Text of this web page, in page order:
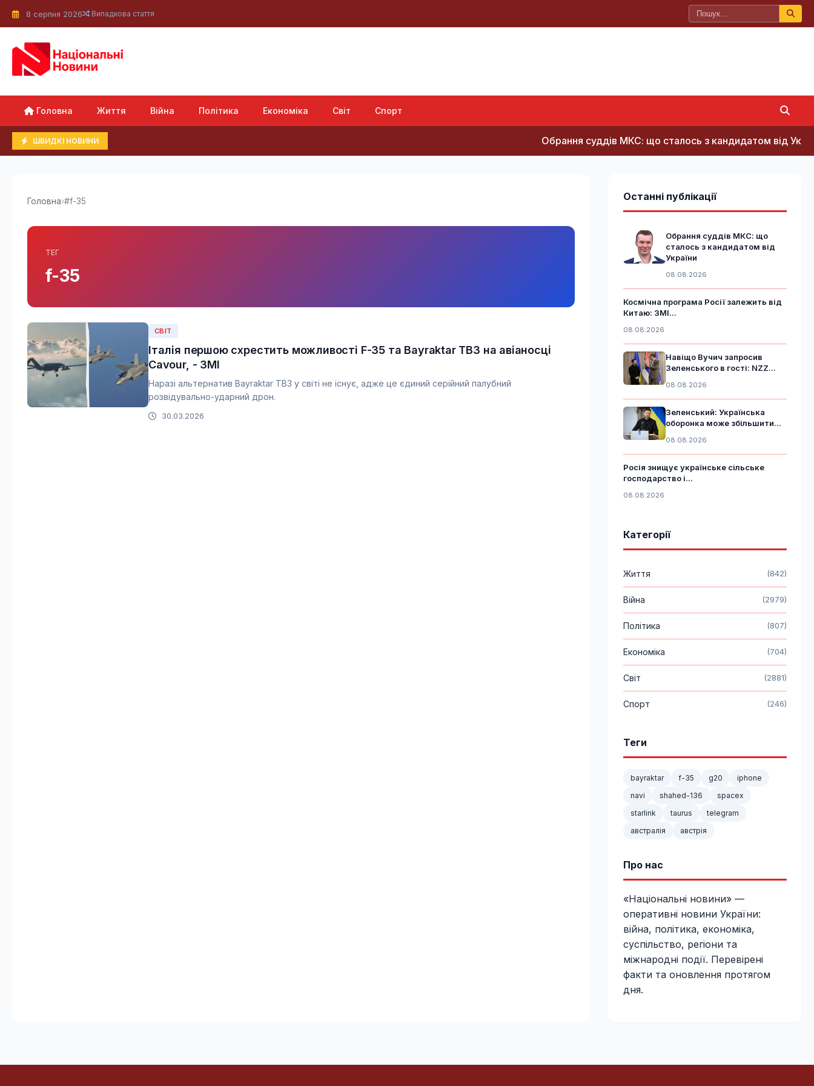
8 серпня 2026 Випадкова стаття
Головна Життя Війна Політика Економіка Світ Спорт
ШВИДКІ НОВИНИ Обрання суддів МКС: що сталось з кандидатом від України
Головна›#f-35
ТЕГ
f-35
СВІТ
Італія першою схрестить можливості F-35 та Bayraktar TB3 на авіаносці
Cavour, - ЗМІ
Наразі альтернатив Bayraktar TB3 у світі не існує, адже це єдиний серійний палубний
розвідувально-ударний дрон.
30.03.2026
Останні публікації
Обрання суддів МКС: що
сталось з кандидатом від
України
08.08.2026
Космічна програма Росії залежить від
Китаю: ЗМІ...
08.08.2026
Навіщо Вучич запросив
Зеленського в гості: NZZ...
08.08.2026
Зеленський: Українська
оборонка може збільшити...
08.08.2026
Росія знищує українське сільське
господарство і...
08.08.2026
Категорії
Життя (842)
Війна (2979)
Політика (807)
Економіка (704)
Світ (2881)
Спорт (246)
Теги
bayraktar f-35 g20
iphone
navi
shahed-136
spacex
starlink
taurus
telegram
австралія
австрія
Про нас
«Національні новини» —
оперативні новини України:
війна, політика, економіка,
суспільство, регіони та
міжнародні події. Перевірені
факти та оновлення протягом
дня.